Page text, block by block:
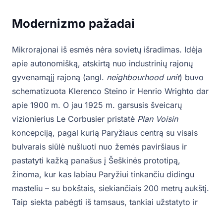
Modernizmo pažadai
Mikrorajonai iš esmės nėra sovietų išradimas. Idėja
apie autonomišką, atskirtą nuo industrinių rajonų
gyvenamąjį rajoną (angl. neighbourhood unit) buvo
schematizuota Klerenco Steino ir Henrio Wrighto dar
apie 1900 m. O jau 1925 m. garsusis šveicarų
vizionierius Le Corbusier pristatė Plan Voisin
koncepciją, pagal kurią Paryžiaus centrą su visais
bulvarais siūlė nušluoti nuo žemės paviršiaus ir
pastatyti kažką panašus į Šeškinės prototipą,
žinoma, kur kas labiau Paryžiui tinkančiu didingu
masteliu – su bokštais, siekiančiais 200 metrų aukštį.
Taip siekta pabėgti iš tamsaus, tankiai užstatyto ir